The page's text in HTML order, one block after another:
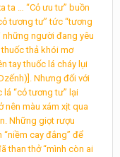
ta … “Cỏ ưu tư” buồn
tương tư” tức “tương
những người đang yêu
thả khói mơ
tay thuốc lá cháy lụi
Nhưng đối với
lá “cỏ tương tư” lại
nên màu xám xịt qua
Những giọt rượu
“niềm cay đắng” để
than thở “mình còn ai